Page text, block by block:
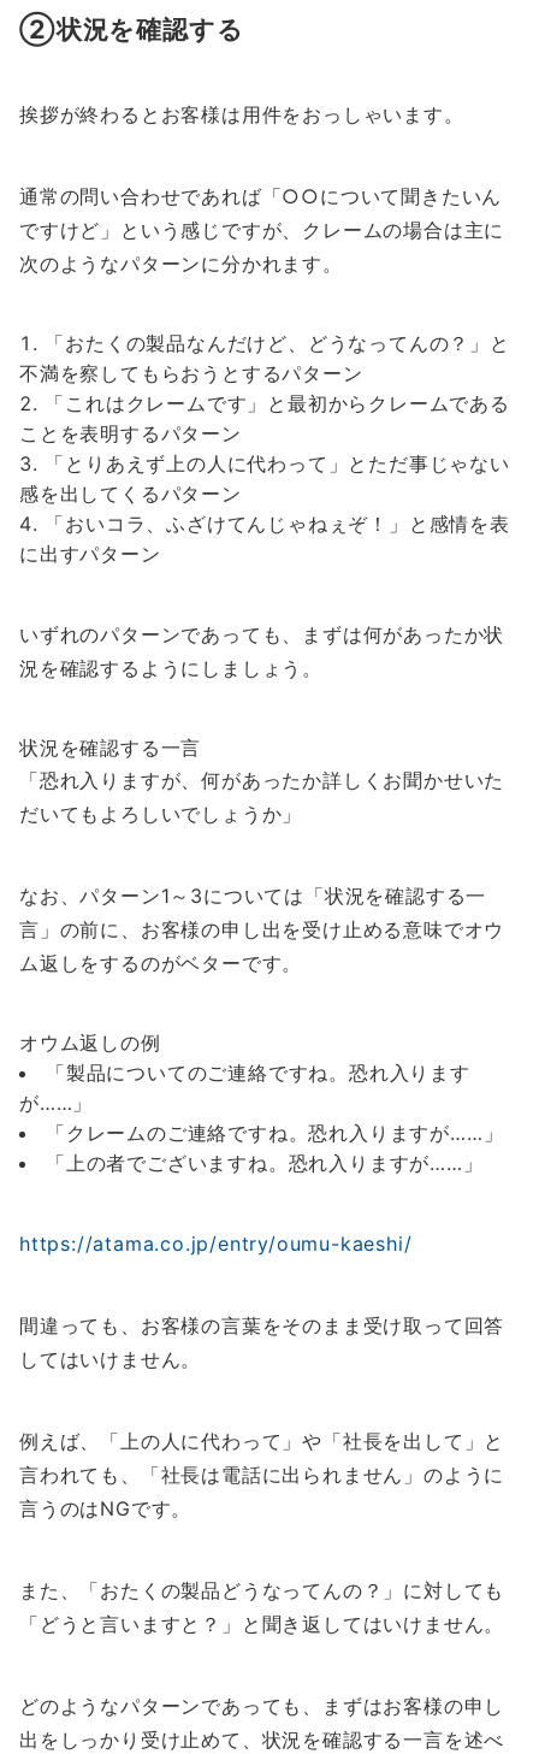
②状況を確認する
挨拶が終わるとお客様は用件をおっしゃいます。
通常の問い合わせであれば「○○について聞きたいん
ですけど」という感じですが、クレームの場合は主に
次のようなパターンに分かれます。
「おたくの製品なんだけど、どうなってんの？」と
不満を察してもらおうとするパターン
「これはクレームです」と最初からクレームである
ことを表明するパターン
「とりあえず上の人に代わって」とただ事じゃない
感を出してくるパターン
「おいコラ、ふざけてんじゃねぇぞ！」と感情を表
に出すパターン
いずれのパターンであっても、まずは何があったか状
況を確認するようにしましょう。
状況を確認する一言
「恐れ入りますが、何があったか詳しくお聞かせいた
だいてもよろしいでしょうか 」
なお、パターン1～3については「状況を確認する一
言」の前に、お客様の申し出を受け止める意味でオウ
ム返しをするのがベターです。
オウム返しの例
「製品についてのご連絡ですね。恐れ入ります
が……」
「クレームのご連絡ですね。恐れ入りますが……」
「上の者でございますね。恐れ入りますが……」
https://atama.co.jp/entry/oumu-kaeshi/
間違っても、 お客様の言葉をそのまま受け取って回答
してはいけません。
例えば、「上の人に代わって」や「社長を出して」と
言われても、
「社長は電話に出られません」のように
言うのはNGです。
また、「おたくの製品どうなってんの？」に対しても
「どうと言いますと？」 と聞き返してはいけません。
どのようなパターンであっても、まずはお客様の申し
出をしっかり受け止めて、状況を確認する一言を述べ